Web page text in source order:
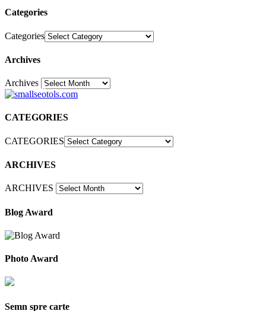
Categories
Categories
Archives
Archives30
CATEGORIES
CATEGORIES
ARCHIVES
ARCHIVES
Blog Award
Photo Award
Semn spre carte